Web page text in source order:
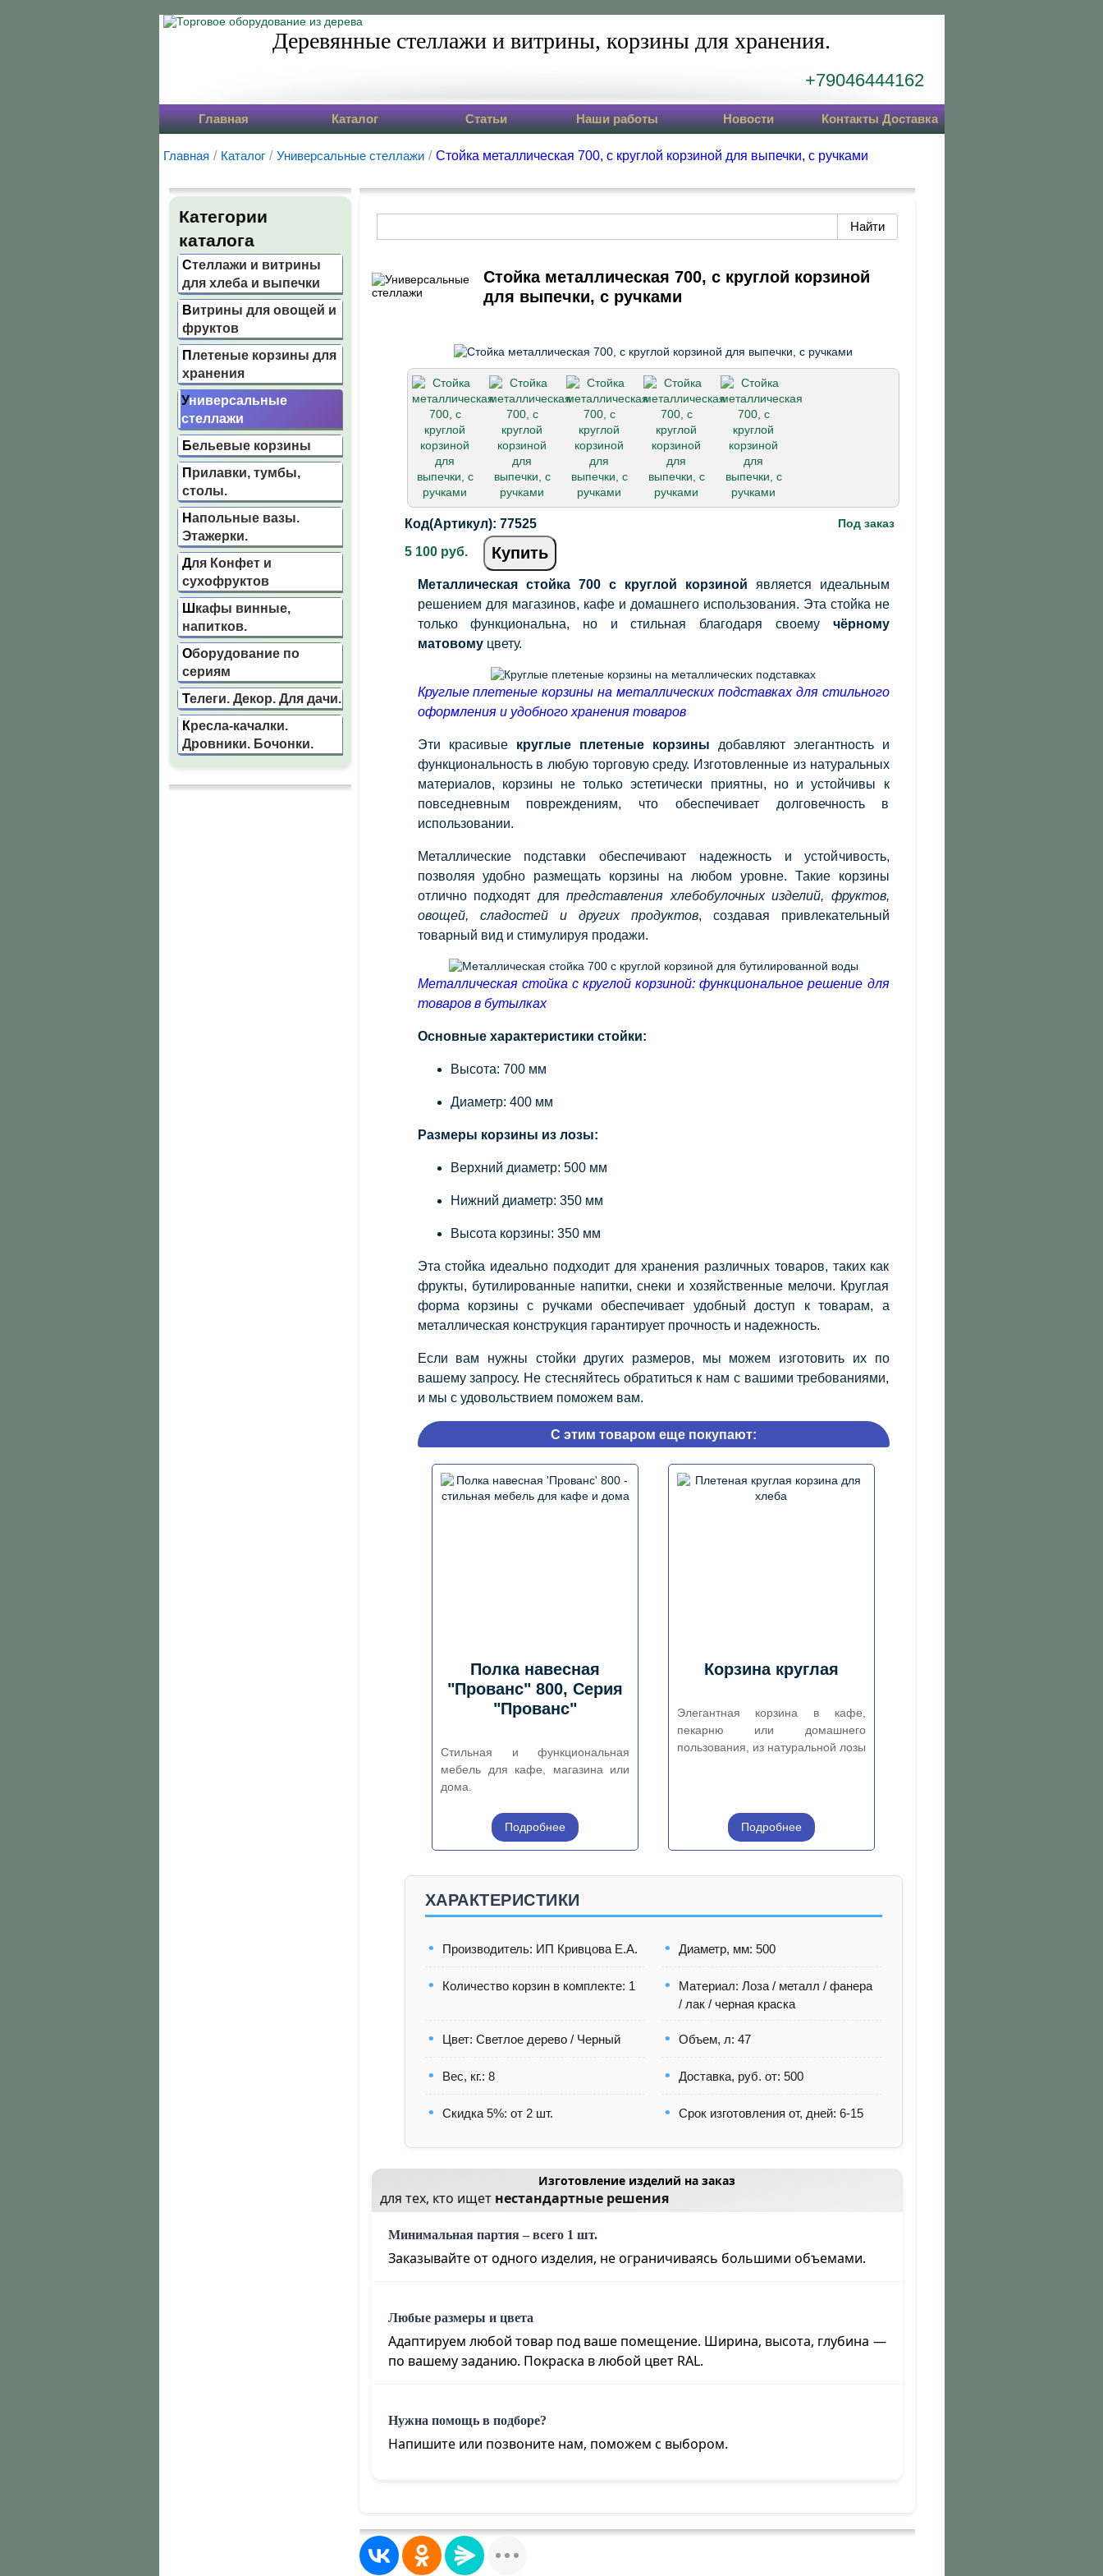
Деревянные стеллажи и витрины, корзины для хранения.
+79046444162
Главная Каталог Статьи Наши работы Новости Контакты Доставка
Главная / Каталог / Универсальные стеллажи / Стойка металлическая 700, с круглой корзиной для выпечки, с ручками
Категории
каталога
Стеллажи и витрины
для хлеба и выпечки
Витрины для овощей и
фруктов
Плетеные корзины для
хранения
Универсальные
стеллажи
Бельевые корзины
Прилавки, тумбы,
столы.
Напольные вазы.
Этажерки.
Для Конфет и
сухофруктов
Шкафы винные,
напитков.
Оборудование по
сериям
Телеги. Декор. Для дачи.
Кресла-качалки.
Дровники. Бочонки.
Стойка металлическая 700, с круглой корзиной
для выпечки, с ручками
Код(Артикул): 77525 Под заказ
5 100 руб. Купить
Металлическая стойка 700 с круглой корзиной является идеальным
решением для магазинов, кафе и домашнего использования. Эта стойка не
только функциональна, но и стильная благодаря своему чёрному
матовомуцвету.
Круглые плетеные корзины на металлических подставках для стильного
оформления и удобного хранения товаров
Эти красивые круглые плетеные корзины добавляют элегантность и
функциональность в любую торговую среду. Изготовленные из натуральных
материалов, корзины не только эстетически приятны, но и устойчивы к
повседневным повреждениям, что обеспечивает долговечность в
использовании.
Металлические подставки обеспечивают надежность и устойчивость,
позволяя удобно размещать корзины на любом уровне. Такие корзины
отлично подходят для представления хлебобулочных изделий, фруктов,
овощей, сладостей и других продуктов, создавая привлекательный
товарный вид и стимулируя продажи.
Металлическая стойка с круглой корзиной: функциональное решение для
товаров в бутылках
Основные характеристики стойки:
Высота: 700 мм
Диаметр: 400 мм
Размеры корзины из лозы:
Верхний диаметр: 500 мм
Нижний диаметр: 350 мм
Высота корзины: 350 мм
Эта стойка идеально подходит для хранения различных товаров, таких как
фрукты, бутилированные напитки, снеки и хозяйственные мелочи. Круглая
форма корзины с ручками обеспечивает удобный доступ к товарам, а
металлическая конструкция гарантирует прочность и надежность.
Если вам нужны стойки других размеров, мы можем изготовить их по
вашему запросу. Не стесняйтесь обратиться к нам с вашими требованиями,
и мы с удовольствием поможем вам.
С этим товаром еще покупают:
Полка навесная
"Прованс" 800, Серия
"Прованс"
Стильная и функциональная
мебель для кафе, магазина или
дома.
Подробнее
Корзина круглая
Элегантная корзина в кафе,
пекарню или домашнего
пользования, из натуральной лозы
Подробнее
ХАРАКТЕРИСТИКИ
Производитель: ИП Кривцова Е.А. Диаметр, мм: 500
Количество корзин в комплекте: 1
Материал: Лоза / металл / фанера
/ лак / черная краска
Цвет: Светлое дерево / Черный Объем, л: 47
Вес, кг.: 8 Доставка, руб. от: 500
Скидка 5%: от 2 шт. Срок изготовления от, дней: 6-15
Изготовление изделий на заказ
для тех, кто ищет нестандартные решения
Минимальная партия – всего 1 шт.
Заказывайте от одного изделия, не ограничиваясь большими объемами.
Любые размеры и цвета
Адаптируем любой товар под ваше помещение. Ширина, высота, глубина —
по вашему заданию. Покраска в любой цвет RAL.
Нужна помощь в подборе?
Напишите или позвоните нам, поможем с выбором.